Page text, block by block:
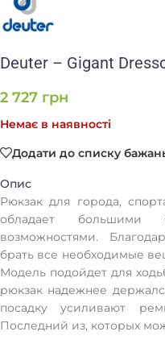
Deuter – Gigant
2 727 грн
Немає в наявності
Додати до списку
Опис
Рюкзак для города,
обладает большими
возможностями.
брать все необходимые
Модель подойдет для
рюкзак надежнее
посадку усиливают
Последний из, которых